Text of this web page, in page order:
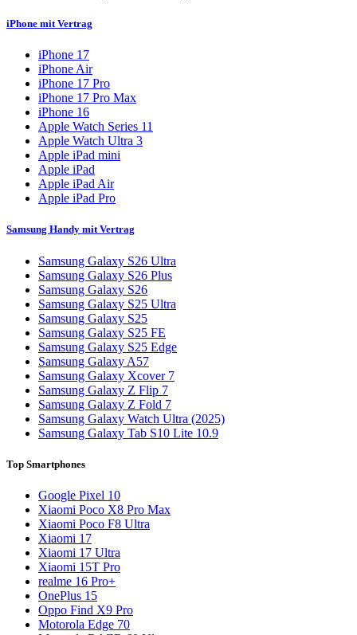
iPhone mit Vertrag
iPhone 17
iPhone Air
iPhone 17 Pro
iPhone 17 Pro Max
iPhone 16
Apple Watch Series 11
Apple Watch Ultra 3
Apple iPad mini
Apple iPad
Apple iPad Air
Apple iPad Pro
Samsung Handy mit Vertrag
Samsung Galaxy S26 Ultra
Samsung Galaxy S26 Plus
Samsung Galaxy S26
Samsung Galaxy S25 Ultra
Samsung Galaxy S25
Samsung Galaxy S25 FE
Samsung Galaxy S25 Edge
Samsung Galaxy A57
Samsung Galaxy Xcover 7
Samsung Galaxy Z Flip 7
Samsung Galaxy Z Fold 7
Samsung Galaxy Watch Ultra (2025)
Samsung Galaxy Tab S10 Lite 10.9
Top Smartphones
Google Pixel 10
Xiaomi Poco X8 Pro Max
Xiaomi Poco F8 Ultra
Xiaomi 17
Xiaomi 17 Ultra
Xiaomi 15T Pro
realme 16 Pro+
OnePlus 15
Oppo Find X9 Pro
Motorola Edge 70